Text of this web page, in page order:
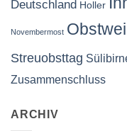
Deutschland Holler
Novembermost
Streuobsttag
Zusammenschluss
ARCHIV